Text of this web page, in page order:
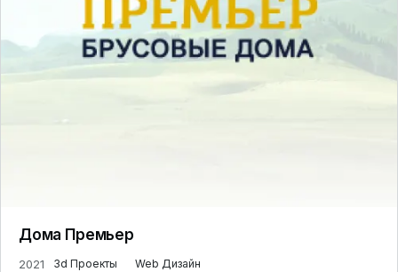
Дома Премьер
2021 3d Проекты Web Дизайн